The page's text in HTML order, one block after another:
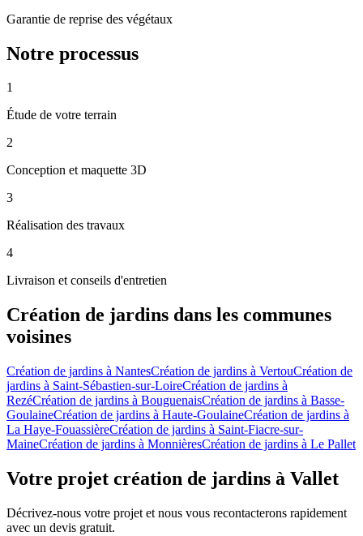
Garantie de reprise des végétaux
Notre processus
1
Étude de votre terrain
2
Conception et maquette 3D
3
Réalisation des travaux
4
Livraison et conseils d'entretien
Création de jardins dans les communes
voisines
Création de jardins à NantesCréation de jardins à VertouCréation de
jardins à Saint-Sébastien-sur-LoireCréation de jardins à
RezéCréation de jardins à BouguenaisCréation de jardins à Basse-
GoulaineCréation de jardins à Haute-GoulaineCréation de jardins à
La Haye-FouassièreCréation de jardins à Saint-Fiacre-sur-
MaineCréation de jardins à MonnièresCréation de jardins à Le Pallet
Votre projet création de jardins à Vallet
Décrivez-nous votre projet et nous vous recontacterons rapidement
avec un devis gratuit.